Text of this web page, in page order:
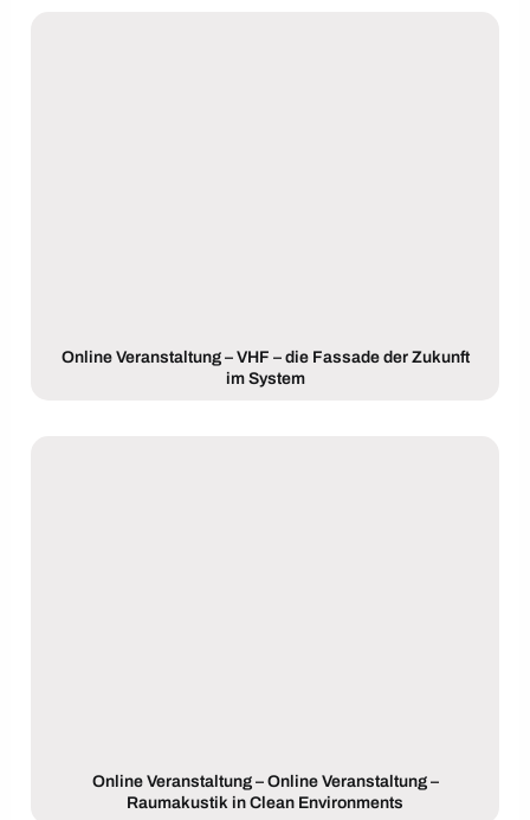
Online Veranstaltung – VHF – die Fassade der Zukunft
im System
Online Veranstaltung – Online Veranstaltung –
Raumakustik in Clean Environments